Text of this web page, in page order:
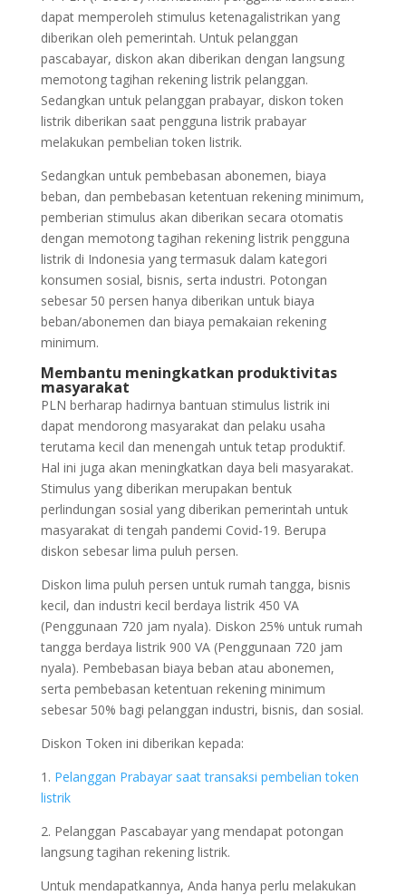
dapat memperoleh stimulus ketenagalistrikan yang
diberikan oleh pemerintah. Untuk pelanggan
pascabayar, diskon akan diberikan dengan langsung
memotong tagihan rekening listrik pelanggan.
Sedangkan untuk pelanggan prabayar, diskon token
listrik diberikan saat pengguna listrik prabayar
melakukan pembelian token listrik.
Sedangkan untuk pembebasan abonemen, biaya
beban, dan pembebasan ketentuan rekening minimum,
pemberian stimulus akan diberikan secara otomatis
dengan memotong tagihan rekening listrik pengguna
listrik di Indonesia yang termasuk dalam kategori
konsumen sosial, bisnis, serta industri. Potongan
sebesar 50 persen hanya diberikan untuk biaya
beban/abonemen dan biaya pemakaian rekening
minimum.
Membantu meningkatkan produktivitas
masyarakat
PLN berharap hadirnya bantuan stimulus listrik ini
dapat mendorong masyarakat dan pelaku usaha
terutama kecil dan menengah untuk tetap produktif.
Hal ini juga akan meningkatkan daya beli masyarakat.
Stimulus yang diberikan merupakan bentuk
perlindungan sosial yang diberikan pemerintah untuk
masyarakat di tengah pandemi Covid-19. Berupa
diskon sebesar lima puluh persen.
Diskon lima puluh persen untuk rumah tangga, bisnis
kecil, dan industri kecil berdaya listrik 450 VA
(Penggunaan 720 jam nyala). Diskon 25% untuk rumah
tangga berdaya listrik 900 VA (Penggunaan 720 jam
nyala). Pembebasan biaya beban atau abonemen,
serta pembebasan ketentuan rekening minimum
sebesar 50% bagi pelanggan industri, bisnis, dan sosial.
Diskon Token ini diberikan kepada:
1. Pelanggan Prabayar saat transaksi pembelian token
listrik
2. Pelanggan Pascabayar yang mendapat potongan
langsung tagihan rekening listrik.
Untuk mendapatkannya, Anda hanya perlu melakukan